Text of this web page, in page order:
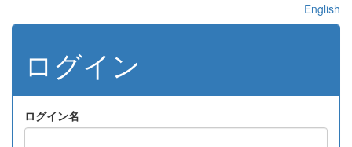
English
ログイン
ログイン名